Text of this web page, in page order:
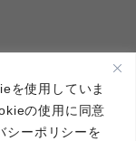
を使用していま
の使用に同意
シーポリシーを
ズ